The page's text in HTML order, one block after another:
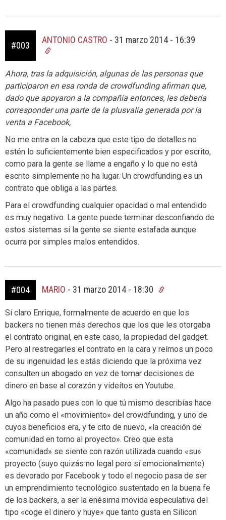
#003
ANTONIO CASTRO - 31 marzo 2014 - 16:39
Ahora, tras la adquisición, algunas de las personas que
participaron en esa ronda de crowdfunding afirman que,
dado que apoyaron a la compañía entonces, les debería
corresponder una parte de la plusvalía generada por la
venta a Facebook,
No me entra en la cabeza que este tipo de detalles no
estén lo suficientemente bien especificados y por escrito,
como para la gente se llame a engaño y lo que no está
escrito simplemente no ha lugar. Un crowdfunding es un
contrato que obliga a las partes.
Para el crowdfunding cualquier opacidad o mal entendido
es muy negativo. La gente puede terminar desconfiando de
estos sistemas si la gente se siente estafada aunque
ocurra por simples malos entendidos.
#004 MARIO - 31 marzo 2014 - 18:30
Sí claro Enrique, formalmente de acuerdo en que los
backers no tienen más derechos que los que les otorgaba
el contrato original, en este caso, la propiedad del gadget.
Pero al restregarles el contrato en la cara y reírnos un poco
de su ingenuidad les estás diciendo que la próxima vez
consulten un abogado en vez de tomar decisiones de
dinero en base al corazón y videítos en Youtube.
Algo ha pasado pues con lo que tú mismo describías hace
un año como el «movimiento» del crowdfunding, y uno de
cuyos beneficios era, y te cito de nuevo, «la creación de
comunidad en torno al proyecto». Creo que esta
«comunidad» se siente con razón utilizada cuando «su»
proyecto (suyo quizás no legal pero sí emocionalmente)
es devorado por Facebook y todo el negocio pasa de ser
un emprendimiento tecnológico sustentado en la buena fe
de los backers, a ser la enésima movida especulativa del
tipo «coge el dinero y huye» que tanto gusta en Silicon